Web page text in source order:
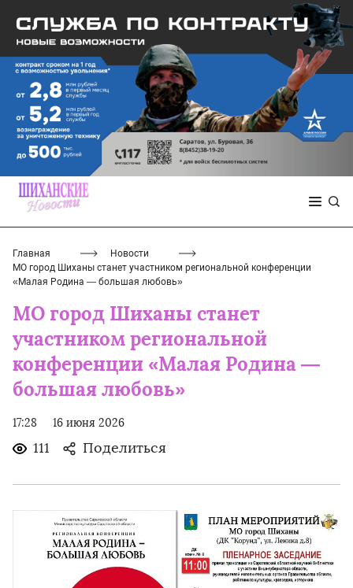
Главная
Новости
МО город Шиханы станет участником региональной конференции
«Малая Родина — большая любовь»
МО город Шиханы станет
участником региональной
конференции «Малая Родина —
большая любовь»
17:28 16 июня 2026
111 Поделиться